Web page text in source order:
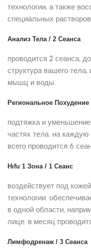
технологии, а также
специальных
Анализ Тела / 2 Сеанса
проводится 2 сеанса,
структура вашего
мышц и воды.
Региональное
подтяжка и
частях тела. на каждую
всего проводится 6
Hıfu 1 Зона / 1 Сеанс
воздействует под
технологии.
в одной области,
лице. в месяц
Лимфодренаж / 3 Сеанса